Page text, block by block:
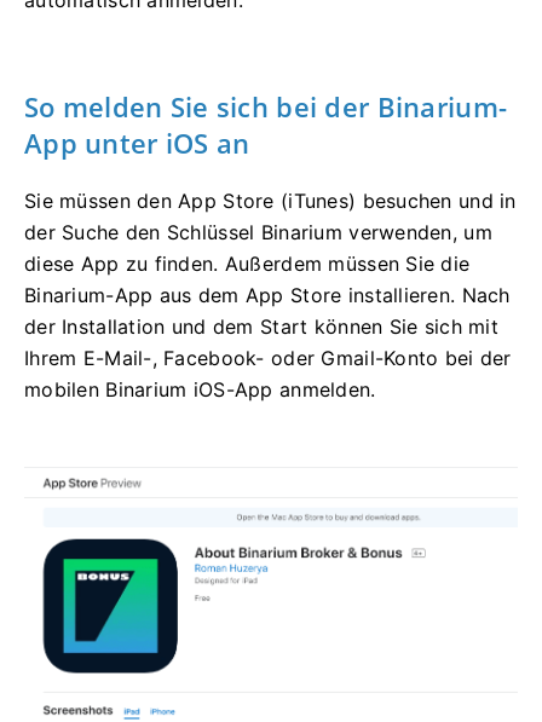
So melden Sie sich bei der Binarium-
App unter iOS an
Sie müssen den App Store (iTunes) besuchen und in
der Suche den Schlüssel Binarium verwenden, um
diese App zu finden. Außerdem müssen Sie die
Binarium-App aus dem App Store installieren. Nach
der Installation und dem Start können Sie sich mit
Ihrem E-Mail-, Facebook- oder Gmail-Konto bei der
mobilen Binarium iOS-App anmelden.